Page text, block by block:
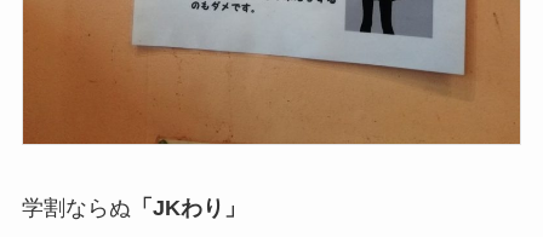
学割ならぬ 「JKわり」